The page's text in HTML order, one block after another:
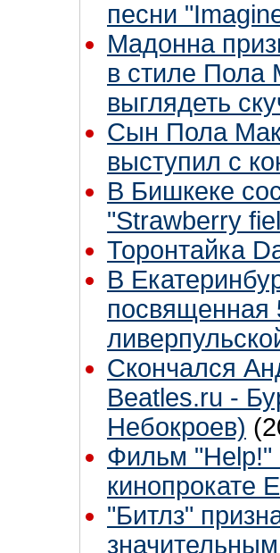
песни
Мадонна
в стиле Пола
выглядеть
Сын Пола
выступил с
В Бишкеке
"Strawberry
Торонтайка
В
посвященная
Скончался
Beatles.ru -
Небокроев)
Фильм "Help!"
кинопрокате
"Битлз"